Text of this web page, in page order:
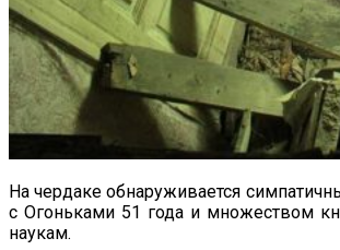
На чердаке обнаруживается
с Огоньками 51 года и множеством
наукам.